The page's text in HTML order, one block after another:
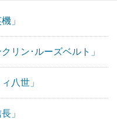
」
リン･ルーズベルト」
八世」
」